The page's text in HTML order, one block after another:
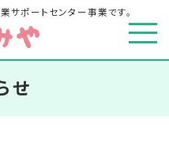
ポートセンター事業です。
せ